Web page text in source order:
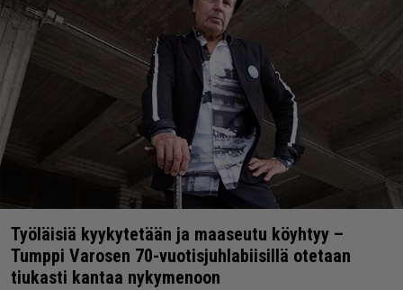
Työläisiä kyykytetään ja maaseutu köyhtyy –
Tumppi Varosen 70-vuotisjuhlabiisillä otetaan
tiukasti kantaa nykymenoon